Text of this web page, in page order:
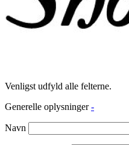
Venligst udfyld alle felterne.
Generelle oplysninger -
Navn